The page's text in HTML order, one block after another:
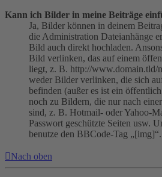
Kann ich Bilder in meine Beiträge
Ja, Bilder können in deinem
die Administration Dateianhänge
Bild auch direkt hochladen.
Bild verlinken, das auf einem
liegt, z. B. http://www.domain.tld/
weder Bilder verlinken, die sich
befinden (außer es ist ein
noch zu Bildern, die nur nach
sind, z. B. Hotmail- oder Yahoo-
Passwort geschützte Seiten usw.
benutze den BBCode-Tag „[img]“.
Nach oben